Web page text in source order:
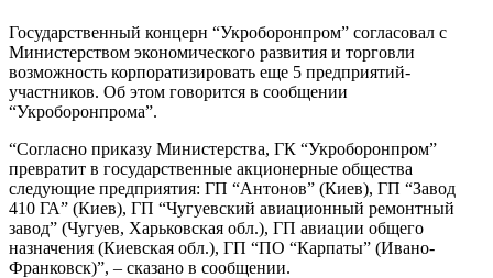
Государственный концерн “Укроборонпром” согласовал с
Министерством экономического развития и торговли
возможность корпоратизировать еще 5 предприятий-
участников. Об этом говорится в сообщении
“Укроборонпрома”.
“Согласно приказу Министерства, ГК “Укроборонпром”
превратит в государственные акционерные общества
следующие предприятия: ГП “Антонов” (Киев), ГП “Завод
410 ГА” (Киев), ГП “Чугуевский авиационный ремонтный
завод” (Чугуев, Харьковская обл.), ГП авиации общего
назначения (Киевская обл.), ГП “ПО “Карпаты” (Ивано-
Франковск)”, – сказано в сообщении.